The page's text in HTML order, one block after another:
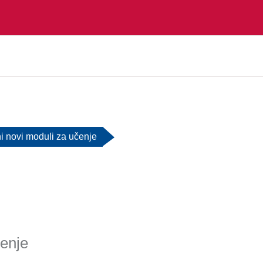
novi moduli za učenje